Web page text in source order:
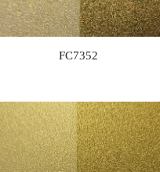
FC7352